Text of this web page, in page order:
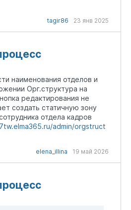
tagir86 23 янв 2025
наименования отделов и
Орг.структура на
редактирования не
создать статичную зону
отдела кадров
admin/orgstruct
elena_illina 19 май 2026